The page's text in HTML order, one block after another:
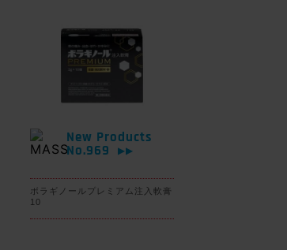
New Products
No.969
▶▶
ボラギノールプレミアム注入軟膏
10